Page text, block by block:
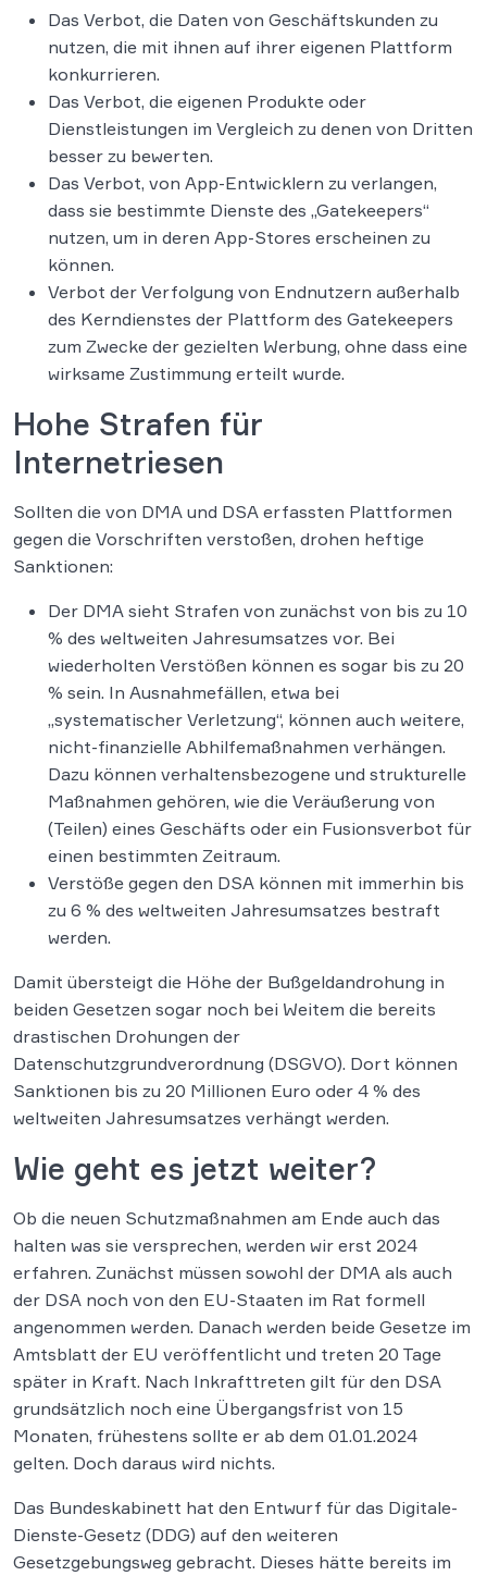
Das Verbot, die Daten von Geschäftskunden zu
nutzen, die mit ihnen auf ihrer eigenen Plattform
konkurrieren.
Das Verbot, die eigenen Produkte oder
Dienstleistungen im Vergleich zu denen von Dritten
besser zu bewerten.
Das Verbot, von App-Entwicklern zu verlangen,
dass sie bestimmte Dienste des „Gatekeepers“
nutzen, um in deren App-Stores erscheinen zu
können.
Verbot der Verfolgung von Endnutzern außerhalb
des Kerndienstes der Plattform des Gatekeepers
zum Zwecke der gezielten Werbung, ohne dass eine
wirksame Zustimmung erteilt wurde.
Hohe Strafen für
Internetriesen
Sollten die von DMA und DSA erfassten Plattformen
gegen die Vorschriften verstoßen, drohen heftige
Sanktionen:
Der DMA sieht Strafen von zunächst von bis zu 10
% des weltweiten Jahresumsatzes vor. Bei
wiederholten Verstößen können es sogar bis zu 20
% sein. In Ausnahmefällen, etwa bei
„systematischer Verletzung“, können auch weitere,
nicht-finanzielle Abhilfemaßnahmen verhängen.
Dazu können verhaltensbezogene und strukturelle
Maßnahmen gehören, wie die Veräußerung von
(Teilen) eines Geschäfts oder ein Fusionsverbot für
einen bestimmten Zeitraum.
Verstöße gegen den DSA können mit immerhin bis
zu 6 % des weltweiten Jahresumsatzes bestraft
werden.
Damit übersteigt die Höhe der Bußgeldandrohung in
beiden Gesetzen sogar noch bei Weitem die bereits
drastischen Drohungen der
Datenschutzgrundverordnung (DSGVO). Dort können
Sanktionen bis zu 20 Millionen Euro oder 4 % des
weltweiten Jahresumsatzes verhängt werden.
Wie geht es jetzt weiter?
Ob die neuen Schutzmaßnahmen am Ende auch das
halten was sie versprechen, werden wir erst 2024
erfahren. Zunächst müssen sowohl der DMA als auch
der DSA noch von den EU-Staaten im Rat formell
angenommen werden. Danach werden beide Gesetze im
Amtsblatt der EU veröffentlicht und treten 20 Tage
später in Kraft. Nach Inkrafttreten gilt für den DSA
grundsätzlich noch eine Übergangsfrist von 15
Monaten, frühestens sollte er ab dem 01.01.2024
gelten. Doch daraus wird nichts.
Das Bundeskabinett hat den Entwurf für das Digitale-
Dienste-Gesetz (DDG) auf den weiteren
Gesetzgebungsweg gebracht. Dieses hätte bereits im